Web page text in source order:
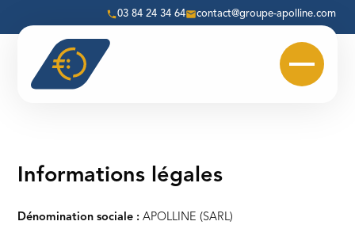
03 84 24 34 64 contact@groupe-apolline.com
Informations légales
Dénomination sociale : APOLLINE (SARL)